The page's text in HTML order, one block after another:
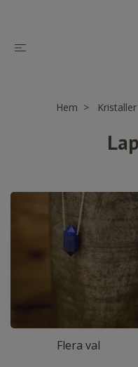
Hem
Flera val